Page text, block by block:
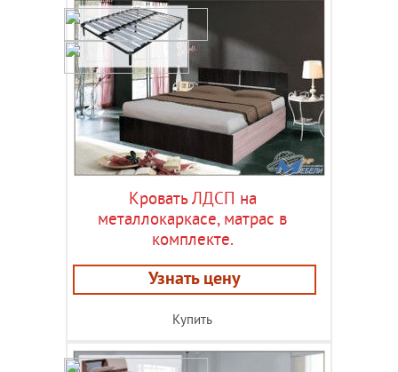
Кровать ЛДСП на
металлокаркасе, матрас в
комплекте.
Узнать цену
Купить